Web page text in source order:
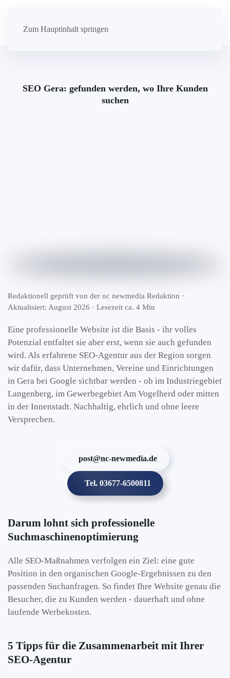
Zum Hauptinhalt springen
SEO Gera: gefunden werden, wo Ihre Kunden
suchen
Redaktionell geprüft von der nc newmedia Redaktion ·
Aktualisiert: August 2026 · Lesezeit ca. 4 Min
Eine professionelle Website ist die Basis - ihr volles
Potenzial entfaltet sie aber erst, wenn sie auch gefunden
wird. Als erfahrene SEO-Agentur aus der Region sorgen
wir dafür, dass Unternehmen, Vereine und Einrichtungen
in Gera bei Google sichtbar werden - ob im Industriegebiet
Langenberg, im Gewerbegebiet Am Vogelherd oder mitten
in der Innenstadt. Nachhaltig, ehrlich und ohne leere
Versprechen.
post@nc-newmedia.de
Tel. 03677-6500811
Darum lohnt sich professionelle
Suchmaschinenoptimierung
Alle SEO-Maßnahmen verfolgen ein Ziel: eine gute
Position in den organischen Google-Ergebnissen zu den
passenden Suchanfragen. So findet Ihre Website genau die
Besucher, die zu Kunden werden - dauerhaft und ohne
laufende Werbekosten.
5 Tipps für die Zusammenarbeit mit Ihrer
SEO-Agentur